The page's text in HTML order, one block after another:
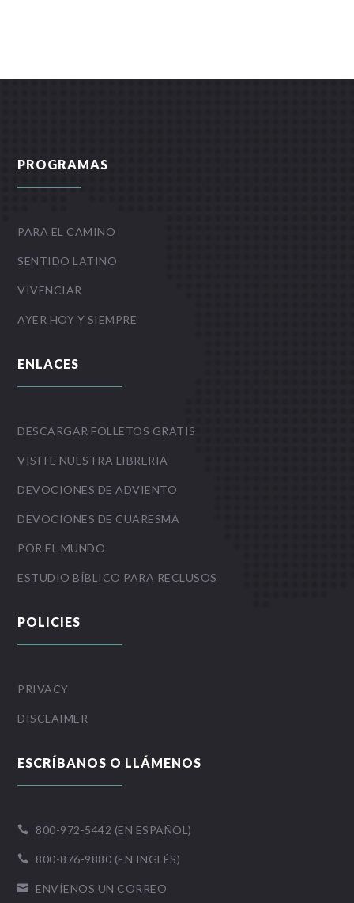
PROGRAMAS
PARA EL CAMINO
SENTIDO LATINO
VIVENCIAR
AYER HOY Y SIEMPRE
ENLACES
DESCARGAR FOLLETOS GRATIS
VISITE NUESTRA LIBRERIA
DEVOCIONES DE ADVIENTO
DEVOCIONES DE CUARESMA
POR EL MUNDO
ESTUDIO BÍBLICO PARA RECLUSOS
POLICIES
PRIVACY
DISCLAIMER
ESCRÍBANOS O LLÁMENOS
 800-972-5442 (EN ESPAÑOL)
 800-876-9880 (EN INGLÉS)
 ENVÍENOS UN CORREO